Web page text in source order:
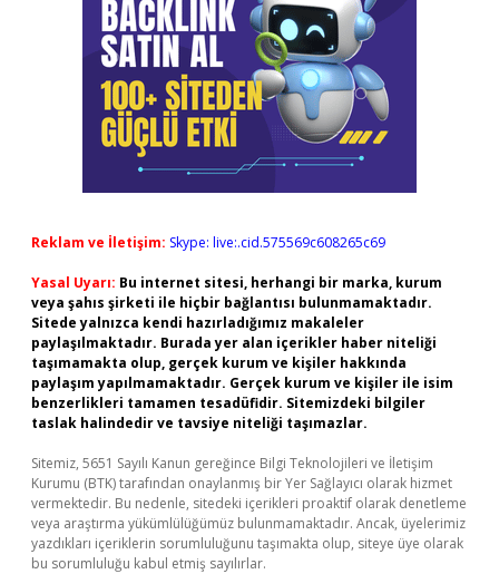
Reklam ve İletişim: Skype: live:.cid.575569c608265c69
Yasal Uyarı: Bu internet sitesi, herhangi bir marka, kurum
veya şahıs şirketi ile hiçbir bağlantısı bulunmamaktadır.
Sitede yalnızca kendi hazırladığımız makaleler
paylaşılmaktadır. Burada yer alan içerikler haber niteliği
taşımamakta olup, gerçek kurum ve kişiler hakkında
paylaşım yapılmamaktadır. Gerçek kurum ve kişiler ile isim
benzerlikleri tamamen tesadüfidir. Sitemizdeki bilgiler
taslak halindedir ve tavsiye niteliği taşımazlar.
Sitemiz, 5651 Sayılı Kanun gereğince Bilgi Teknolojileri ve İletişim
Kurumu (BTK) tarafından onaylanmış bir Yer Sağlayıcı olarak hizmet
vermektedir. Bu nedenle, sitedeki içerikleri proaktif olarak denetleme
veya araştırma yükümlülüğümüz bulunmamaktadır. Ancak, üyelerimiz
yazdıkları içeriklerin sorumluluğunu taşımakta olup, siteye üye olarak
bu sorumluluğu kabul etmiş sayılırlar.